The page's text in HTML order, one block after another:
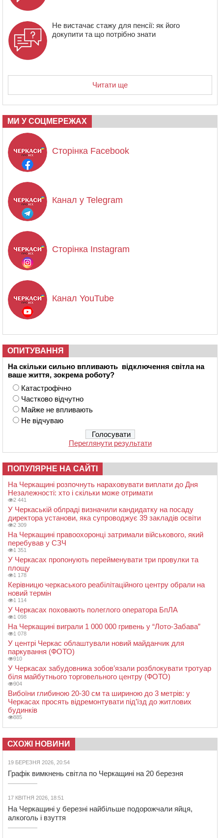
Не вистачає стажу для пенсії: як його
докупити та що потрібно знати
Читати ще
МИ У СОЦМЕРЕЖАХ
Сторінка Facebook
Канал у Telegram
Сторінка Instagram
Канал YouTube
ОПИТУВАННЯ
На скільки сильно впливають відключення світла на
ваше життя, зокрема роботу?
Катастрофічно
Частково відчутно
Майже не впливають
Не відчуваю
Переглянути результати
ПОПУЛЯРНЕ НА САЙТІ
На Черкащині розпочнуть нараховувати виплати до Дня
Незалежності: хто і скільки може отримати
2 441
У Черкаській облраді визначили кандидатку на посаду
директора установи, яка супроводжує 39 закладів освіти
2 309
На Черкащині правоохоронці затримали військового, який
перебував у СЗЧ
1 351
У Черкасах пропонують перейменувати три провулки та
площу
1 178
Керівницю черкаського реабілітаційного центру обрали на
новий термін
1 114
У Черкасах поховають полеглого оператора БпЛА
1 098
На Черкащині виграли 1 000 000 гривень у “Лото-Забава”
1 078
У центрі Черкас облаштували новий майданчик для
паркування (ФОТО)
910
У Черкасах забудовника зобов’язали розблокувати тротуар
біля майбутнього торговельного центру (ФОТО)
904
Вибоїни глибиною 20-30 см та шириною до 3 метрів: у
Черкасах просять відремонтувати під’їзд до житлових
будинків
885
СХОЖІ НОВИНИ
19 БЕРЕЗНЯ 2026, 20:54
Графік вимкнень світла по Черкащині на 20 березня
17 КВІТНЯ 2026, 18:51
На Черкащині у березні найбільше подорожчали яйця,
алкоголь і взуття